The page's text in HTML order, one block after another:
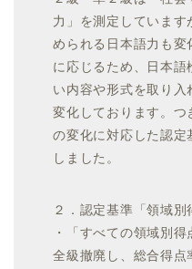
力」を測定していま
められる日本語力も変
に応じるため、日本語
い内容や形式を取り入
変化しております。つ
の変化に対応した認定
しました。
２．認定基準「領域別
・「すべての領域別
全級撤廃し、総合得点